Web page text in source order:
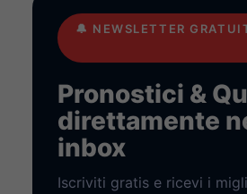
🔔 NEWSLETTER
Pronostici &
direttamente
inbox
Iscriviti gratis e ricevi i